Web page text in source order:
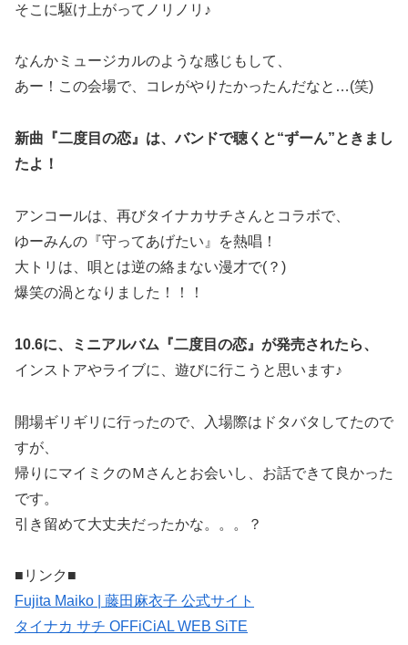
そこに駆け上がってノリノリ♪
なんかミュージカルのような感じもして、
あー！この会場で、コレがやりたかったんだなと…(笑)
新曲『二度目の恋』は、バンドで聴くと“ずーん”ときまし
たよ！
アンコールは、再びタイナカサチさんとコラボで、
ゆーみんの『守ってあげたい』を熱唱！
大トリは、唄とは逆の絡まない漫才で(？)
爆笑の渦となりました！！！
10.6に、ミニアルバム『二度目の恋』が発売されたら、
インストアやライブに、遊びに行こうと思います♪
開場ギリギリに行ったので、入場際はドタバタしてたので
すが、
帰りにマイミクのＭさんとお会いし、お話できて良かった
です。
引き留めて大丈夫だったかな。。。？
■リンク■
Fujita Maiko | 藤田麻衣子 公式サイト
タイナカ サチ OFFiCiAL WEB SiTE